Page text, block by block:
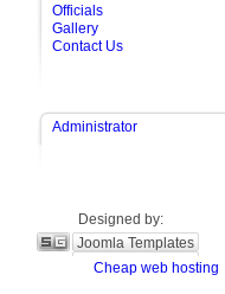
Officials
Gallery
Contact Us
Administrator
Designed by:
Joomla Templates
Cheap web hosting